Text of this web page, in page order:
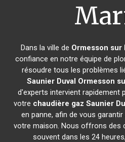
Dans la ville de Ormesson sur
confiance en notre équipe de
résoudre tous les problèmes
Saunier Duval Ormesson
d'experts intervient rapidement
votre chaudière gaz Saunier
en panne, afin de vous
votre maison. Nous offrons des
souvent dans les 24